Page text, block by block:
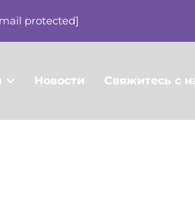
protected]
Новости Свяжитесь с